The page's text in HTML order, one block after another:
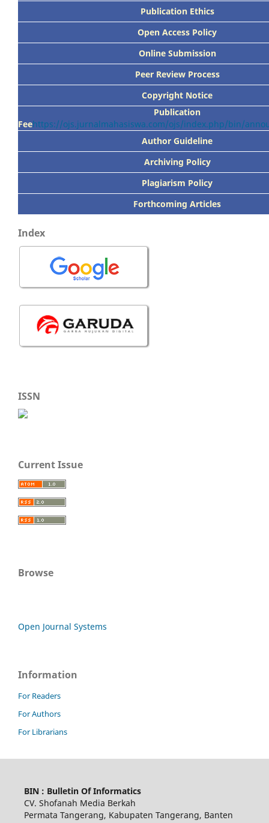
Publication Ethics
Open Access Policy
Online Submission
Peer Review Process
Copyright Notice
Publication
Feehttps://ojs.jurnalmahasiswa.com/ojs/index.php/bin/
Author Guideline
Archiving Policy
Plagiarism Policy
Forthcoming Articles
Index
ISSN
Current Issue
Browse
Open Journal Systems
Information
For Readers
For Authors
For Librarians
BIN : Bulletin Of Informatics
CV. Shofanah Media Berkah
Permata Tangerang, Kabupaten Tangerang, Banten